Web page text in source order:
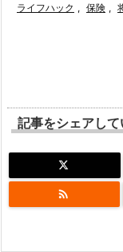
ライフハック , 保険 ,
記事をシェアし
